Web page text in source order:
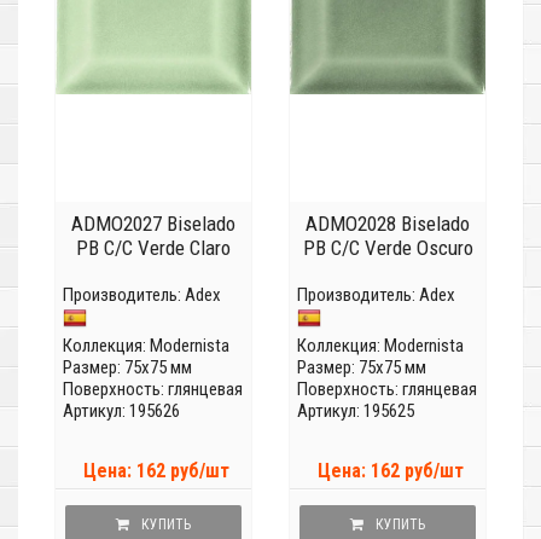
ADMO2027 Biselado
PB C/C Verde Claro
Производитель: Adex
Коллекция: Modernista
Размер: 75x75 мм
Поверхность: глянцевая
Артикул: 195626
Цена: 162 руб/шт
КУПИТЬ
ADMO2028 Biselado
PB C/C Verde Oscuro
Производитель: Adex
Коллекция: Modernista
Размер: 75x75 мм
Поверхность: глянцевая
Артикул: 195625
Цена: 162 руб/шт
КУПИТЬ